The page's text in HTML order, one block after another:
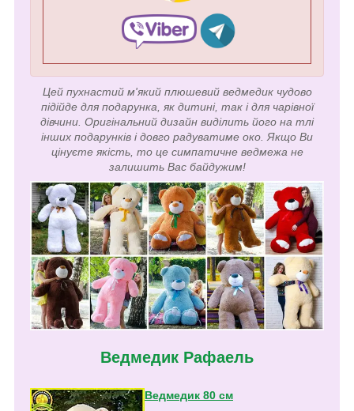
Цей пухнастий м'який плюшевий ведмедик чудово
підійде для подарунка, як дитині, так і для чарівної
дівчини. Оригінальний дизайн виділить його на тлі
інших подарунків і довго радуватиме око. Якщо Ви
цінуєте якість, то це симпатичне ведмежа не
залишить Вас байдужим!
Ведмедик Рафаель
Ведмедик 80 см